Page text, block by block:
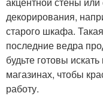
декорирования,
старого шкафа.
последние ведра
будьте готовы
магазинах, чтобы
работу.